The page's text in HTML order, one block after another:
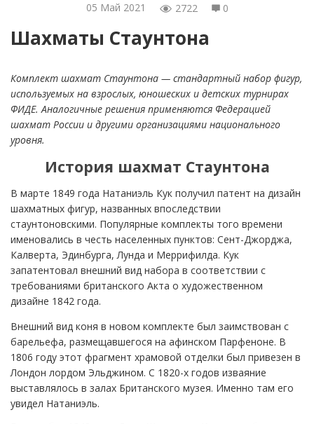
05 Май 2021 2722 0
Шахматы Стаунтона
Комплект шахмат Стаунтона — стандартный набор фигур,
используемых на взрослых, юношеских и детских турнирах
ФИДЕ. Аналогичные решения применяются Федерацией
шахмат России и другими организациями национального
уровня.
История шахмат Стаунтона
В марте 1849 года Натаниэль Кук получил патент на дизайн
шахматных фигур, названных впоследствии
стаунтоновскими. Популярные комплекты того времени
именовались в честь населенных пунктов: Сент-Джорджа,
Калверта, Эдинбурга, Лунда и Меррифилда. Кук
запатентовал внешний вид набора в соответствии с
требованиями британского Акта о художественном
дизайне 1842 года.
Внешний вид коня в новом комплекте был заимствован с
барельефа, размещавшегося на афинском Парфеноне. В
1806 году этот фрагмент храмовой отделки был привезен в
Лондон лордом Эльджином. С 1820-х годов изваяние
выставлялось в залах Британского музея. Именно там его
увидел Натаниэль.